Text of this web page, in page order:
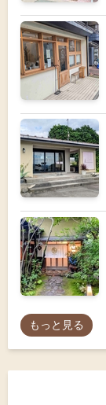
もっと見る